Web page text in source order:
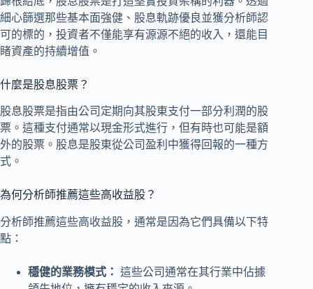
細心篩選那些基本面強健、股息軌跡優良並獲分析師認
可的標的，投資者不僅能享有源源不絕的收入，還能目
睹資產的持續增值。
什麼是股息股票？
股息股票是指由公司定期向其股東支付一部分利潤的股
票。這種支付通常以現金形式進行，但有時也可能是額
外的股票。股息是股東從公司盈利中獲得回報的一種方
式。
為何分析師推薦這些高收益股？
分析師推薦這些高收益股，通常是因為它們具備以下特
點：
穩健的業務模式： 這些公司通常在其行業中佔據